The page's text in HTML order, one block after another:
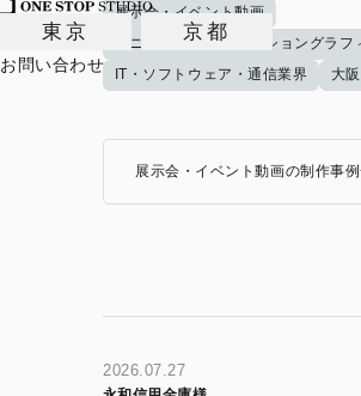
東京 京都
お問い合わせ
展示会・イベント動画
アニメーション・モーショングラフ
IT・ソフトウェア・通信業界
大阪
展示会・イベント動画の制作事
2026.07.27